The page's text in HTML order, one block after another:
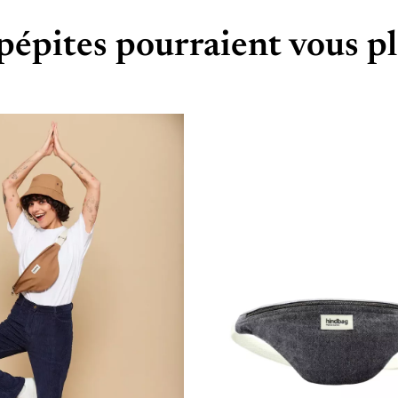
pourraient vous